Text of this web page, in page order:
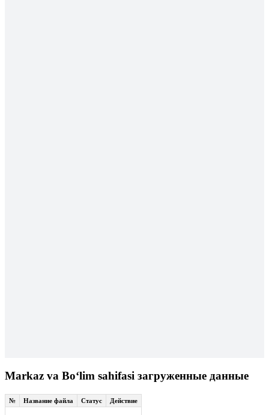
Markaz va Boʻlim sahifasi загруженные данные
№ Название файла Статус Действие